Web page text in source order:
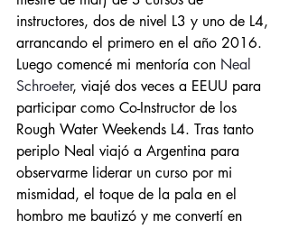
instructores, dos de nivel L3 y uno de L4,
arrancando el primero en el año 2016.
Luego comencé mi mentoría con Neal
Schroeter, viajé dos veces a EEUU para
participar como Co-Instructor de los
Rough Water Weekends L4. Tras tanto
periplo Neal viajó a Argentina para
observarme liderar un curso por mi
mismidad, el toque de la pala en el
hombro me bautizó y me convertí en